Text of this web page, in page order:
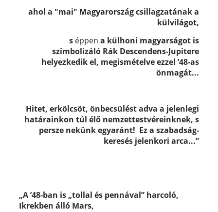
ahol a "mai" Magyarországcsillagzatának a
külvilágot,
s éppena külhoni magyarságot is
szimbolizáló Rák Descendens-Jupitere
helyezkedik el, megismételve ezzel ’48-as
önmagát...
Hitet, erkölcsöt, önbecsülést adva a jelenlegi
határainkon túl élő nemzettestvéreinknek, s
persze nekünk egyaránt! Ez a szabadság-
keresés jelenkori arca...”
„A ’48-ban is „tollal és pennával” harcoló,
Ikrekben álló Mars,